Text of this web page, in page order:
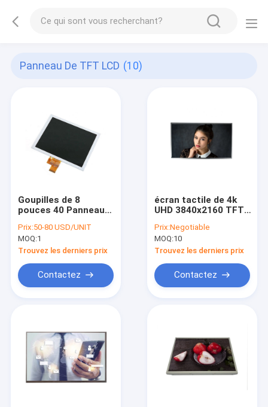
Panneau De TFT LCD (10)
Goupilles de 8
pouces 40 Panneau a
avec le mode
d'affichage
normalement blanc
Prix:50-80 USD/UNIT
MOQ:1
Trouvez les derniers prix
Contactez
écran tactile de 4k
UHD 3840x2160 TFT,
d'affichage à cristaux
liquides TFT de 27
ruelles de pouce 4
800 cd/m2
Prix:Negotiable
MOQ:10
Trouvez les derniers prix
Contactez